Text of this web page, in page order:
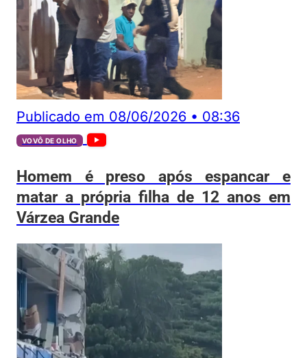
Publicado em 08/06/2026 • 08:36
VOVÔ DE OLHO
Homem é preso após espancar e
matar a própria filha de 12 anos em
Várzea Grande